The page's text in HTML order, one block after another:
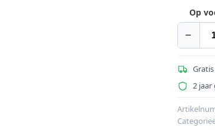
Op
−
2